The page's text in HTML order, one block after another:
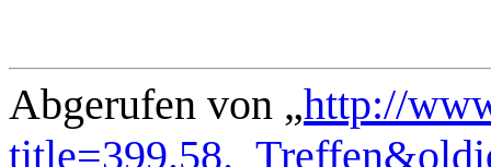
Abgerufen von „http://